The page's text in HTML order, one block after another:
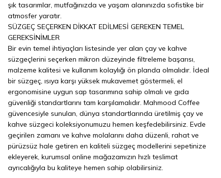
şık tasarımlar, mutfağınızda ve yaşam alanınızda sofistike bir
atmosfer yaratır.
SÜZGEÇ SEÇERKEN DİKKAT EDİLMESİ GEREKEN TEMEL
GEREKSİNİMLER
Bir evin temel ihtiyaçları listesinde yer alan çay ve kahve
süzgeçlerini seçerken mikron düzeyinde filtreleme başarısı,
malzeme kalitesi ve kullanım kolaylığı ön planda olmalıdır. İdeal
bir süzgeç, ısıya karşı yüksek mukavemet göstermeli, el
ergonomisine uygun sap tasarımına sahip olmalı ve gıda
güvenliği standartlarını tam karşılamalıdır. Mahmood Coffee
güvencesiyle sunulan, dünya standartlarında üretilmiş çay ve
kahve süzgeci koleksiyonumuzu hemen keşfedebilirsiniz. Evde
geçirilen zamanı ve kahve molalarını daha düzenli, rahat ve
pürüzsüz hale getiren en kaliteli süzgeç modellerini sepetinize
ekleyerek, kurumsal online mağazamızın hızlı teslimat
ayrıcalığıyla bu kaliteye hemen sahip olabilirsiniz.